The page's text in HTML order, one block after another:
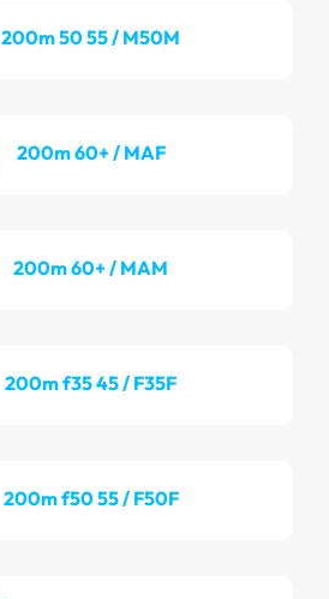
200m 50 55 / M50M
200m 60+ / MAF
200m 60+ / MAM
200m f35 45 / F35F
200m f50 55 / F50F